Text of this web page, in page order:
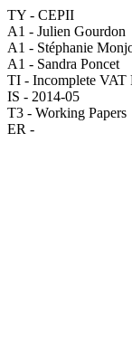
TY - CEPII
A1 - Julien Gourdon
A1 - Stéphanie
A1 - Sandra Poncet
TI - Incomplete VAT
IS - 2014-05
T3 - Working Papers
ER -